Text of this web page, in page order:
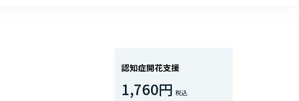
認知症開花支援
1,760円